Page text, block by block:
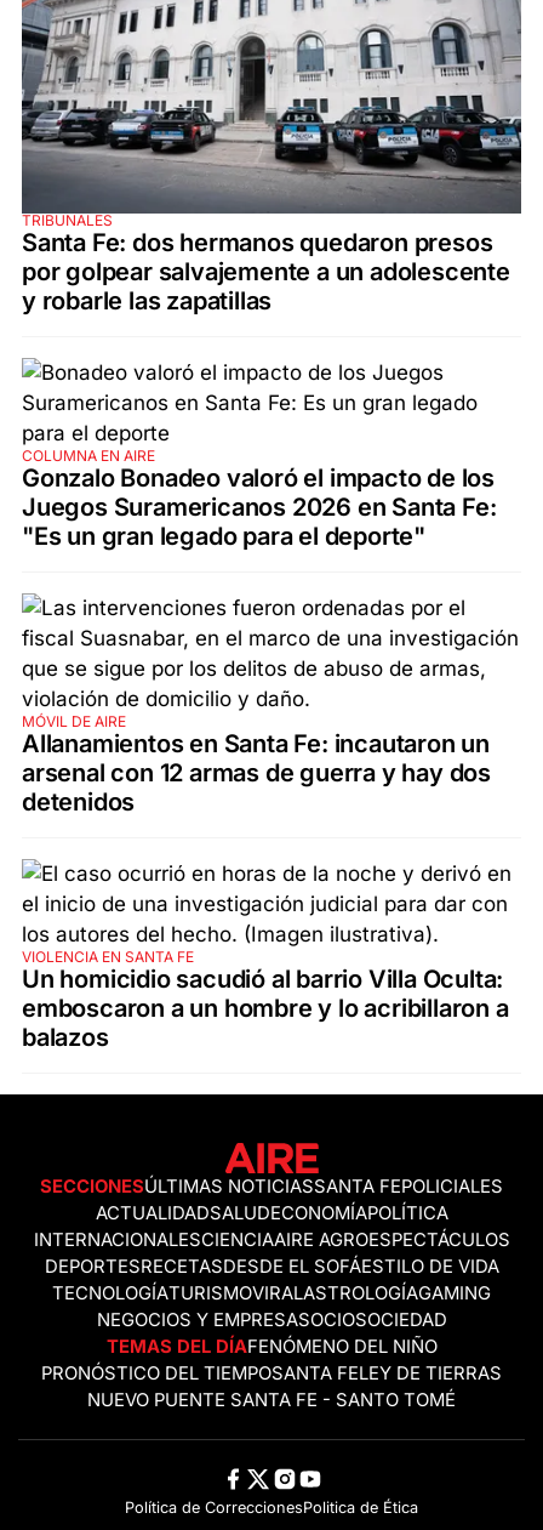
TRIBUNALES
Santa Fe: dos hermanos quedaron presos
por golpear salvajemente a un adolescente
y robarle las zapatillas
COLUMNA EN AIRE
Gonzalo Bonadeo valoró el impacto de los
Juegos Suramericanos 2026 en Santa Fe:
"Es un gran legado para el deporte"
MÓVIL DE AIRE
Allanamientos en Santa Fe: incautaron un
arsenal con 12 armas de guerra y hay dos
detenidos
VIOLENCIA EN SANTA FE
Un homicidio sacudió al barrio Villa Oculta:
emboscaron a un hombre y lo acribillaron a
balazos
SECCIONESÚLTIMAS NOTICIASSANTA FEPOLICIALES
ACTUALIDADSALUDECONOMÍAPOLÍTICA
INTERNACIONALESCIENCIAAIRE AGROESPECTÁCULOS
DEPORTESRECETASDESDE EL SOFÁESTILO DE VIDA
TECNOLOGÍATURISMOVIRALASTROLOGÍAGAMING
NEGOCIOS Y EMPRESASOCIOSOCIEDAD
TEMAS DEL DÍAFENÓMENO DEL NIÑO
PRONÓSTICO DEL TIEMPOSANTA FELEY DE TIERRAS
NUEVO PUENTE SANTA FE - SANTO TOMÉ
Política de CorreccionesPolitica de Ética